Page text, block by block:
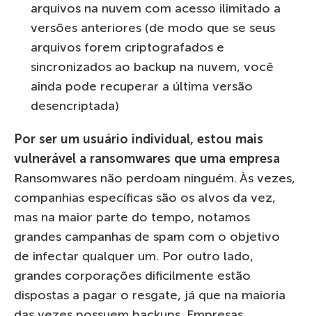
arquivos na nuvem com acesso ilimitado a
versões anteriores (de modo que se seus
arquivos forem criptografados e
sincronizados ao backup na nuvem, você
ainda pode recuperar a última versão
desencriptada)
Por ser um usuário individual, estou mais
vulnerável a ransomwares que uma empresa
Ransomwares não perdoam ninguém. Às vezes,
companhias específicas são os alvos da vez,
mas na maior parte do tempo, notamos
grandes campanhas de spam com o objetivo
de infectar qualquer um. Por outro lado,
grandes corporações dificilmente estão
dispostas a pagar o resgate, já que na maioria